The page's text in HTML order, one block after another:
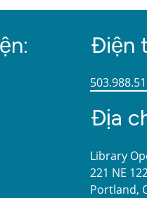
Điện
Địa
Library
221 NE
Portland,